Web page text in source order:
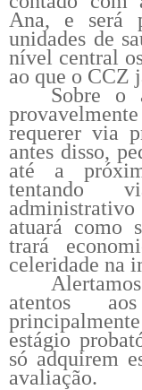
Ana, e será
unidades de
nível central
ao que o CCZ
Sobre o
requerer via
antes disso,
até a
tentando
atuará como
trará
celeridade na
atentos
estágio
só adquirem
avaliação.